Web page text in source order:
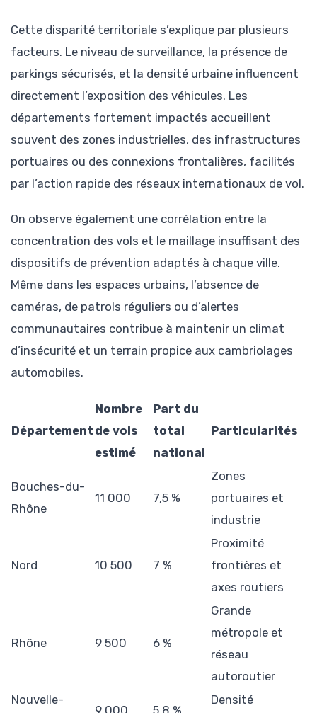
Cette disparité territoriale s’explique par plusieurs
facteurs. Le niveau de surveillance, la présence de
parkings sécurisés, et la densité urbaine influencent
directement l’exposition des véhicules. Les
départements fortement impactés accueillent
souvent des zones industrielles, des infrastructures
portuaires ou des connexions frontalières, facilités
par l’action rapide des réseaux internationaux de vol.
On observe également une corrélation entre la
concentration des vols et le maillage insuffisant des
dispositifs de prévention adaptés à chaque ville.
Même dans les espaces urbains, l’absence de
caméras, de patrols réguliers ou d’alertes
communautaires contribue à maintenir un climat
d’insécurité et un terrain propice aux cambriolages
automobiles.
Département
Nombre
de vols
estimé
Part du
total
national
Particularités
Bouches-du-
Rhône
11 000 7,5 %
Zones
portuaires et
industrie
Nord 10 500 7 %
Proximité
frontières et
axes routiers
Rhône 9 500 6 %
Grande
métropole et
réseau
autoroutier
Nouvelle-
9 000 5,8 %
Densité